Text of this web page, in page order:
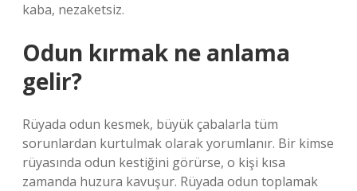
kaba, nezaketsiz.
Odun kırmak ne anlama
gelir?
Rüyada odun kesmek, büyük çabalarla tüm
sorunlardan kurtulmak olarak yorumlanır. Bir kimse
rüyasında odun kestiğini görürse, o kişi kısa
zamanda huzura kavuşur. Rüyada odun toplamak